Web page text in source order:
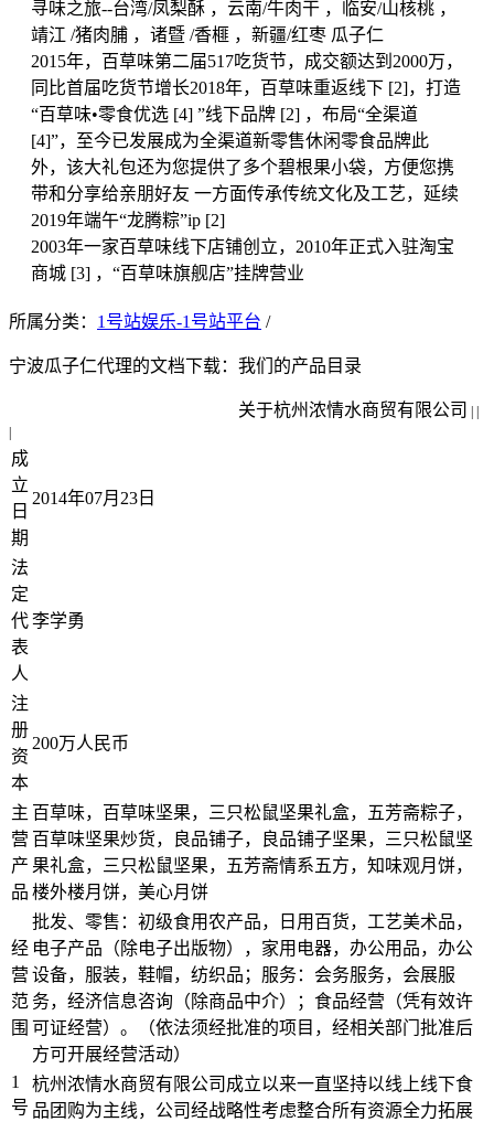
寻味之旅--台湾/凤梨酥 ，云南/牛肉干 ，临安/山核桃 ，
靖江 /猪肉脯 ，诸暨 /香榧 ，新疆/红枣 瓜子仁
2015年，百草味第二届517吃货节，成交额达到2000万，
同比首届吃货节增长2018年，百草味重返线下 [2]，打造
“百草味•零食优选 [4] ”线下品牌 [2] ，布局“全渠道
[4]”，至今已发展成为全渠道新零售休闲零食品牌此
外，该大礼包还为您提供了多个碧根果小袋，方便您携
带和分享给亲朋好友 一方面传承传统文化及工艺，延续
2019年端午“龙腾粽”ip [2]
2003年一家百草味线下店铺创立，2010年正式入驻淘宝
商城 [3] ，“百草味旗舰店”挂牌营业
所属分类： 1号站娱乐-1号站平台 /
宁波瓜子仁代理的文档下载： 我们的产品目录
关于杭州浓情水商贸有限公司 | |
|
成
立
日
期
2014年07月23日
法
定
代
表
人
李学勇
注
册
资
本
200万人民币
主
营
产
品
百草味，百草味坚果，三只松鼠坚果礼盒，五芳斋粽子，
百草味坚果炒货，良品铺子，良品铺子坚果，三只松鼠坚
果礼盒，三只松鼠坚果，五芳斋情系五方，知味观月饼，
楼外楼月饼，美心月饼
经
营
范
围
批发、零售：初级食用农产品，日用百货，工艺美术品，
电子产品（除电子出版物），家用电器，办公用品，办公
设备，服装，鞋帽，纺织品；服务：会务服务，会展服
务，经济信息咨询（除商品中介）；食品经营（凭有效许
可证经营）。（依法须经批准的项目，经相关部门批准后
方可开展经营活动）
1
号
杭州浓情水商贸有限公司成立以来一直坚持以线上线下食
品团购为主线，公司经战略性考虑整合所有资源全力拓展